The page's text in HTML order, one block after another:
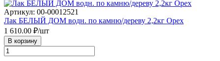
Артикул: 00-00012521
Лак БЕЛЫЙ ДОМ водн. по камню/дереву 2,2кг Орех
1 610.00 ₽/шт
В корзину